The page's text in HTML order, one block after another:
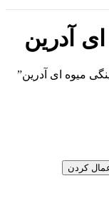
آدرین
میوه ای آدرین”
کردن